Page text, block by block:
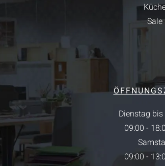
Sale
Dienstag
09:00 -
09:00 -